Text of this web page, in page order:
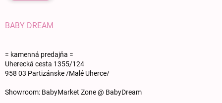
BABY DREAM
= kamenná predajňa =
Uherecká cesta 1355/124
958 03 Partizánske /Malé Uherce/
Showroom: BabyMarket Zone @ BabyDream